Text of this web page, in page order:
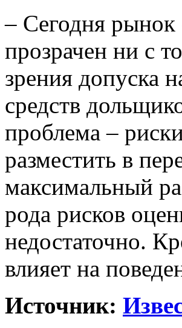
– Сегодня рынок
прозрачен ни с
зрения допуска
средств
проблема –
разместить в
максимальный
рода рисков
недостаточно.
влияет на
Источник: